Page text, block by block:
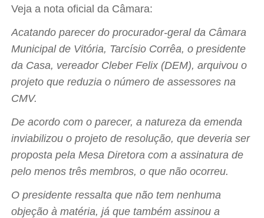
Veja a nota oficial da Câmara:
Acatando parecer do procurador-geral da Câmara
Municipal de Vitória, Tarcísio Corrêa, o presidente
da Casa, vereador Cleber Felix (DEM), arquivou o
projeto que reduzia o número de assessores na
CMV.
De acordo com o parecer, a natureza da emenda
inviabilizou o projeto de resolução, que deveria ser
proposta pela Mesa Diretora com a assinatura de
pelo menos três membros, o que não ocorreu.
O presidente ressalta que não tem nenhuma
objeção à matéria, já que também assinou a